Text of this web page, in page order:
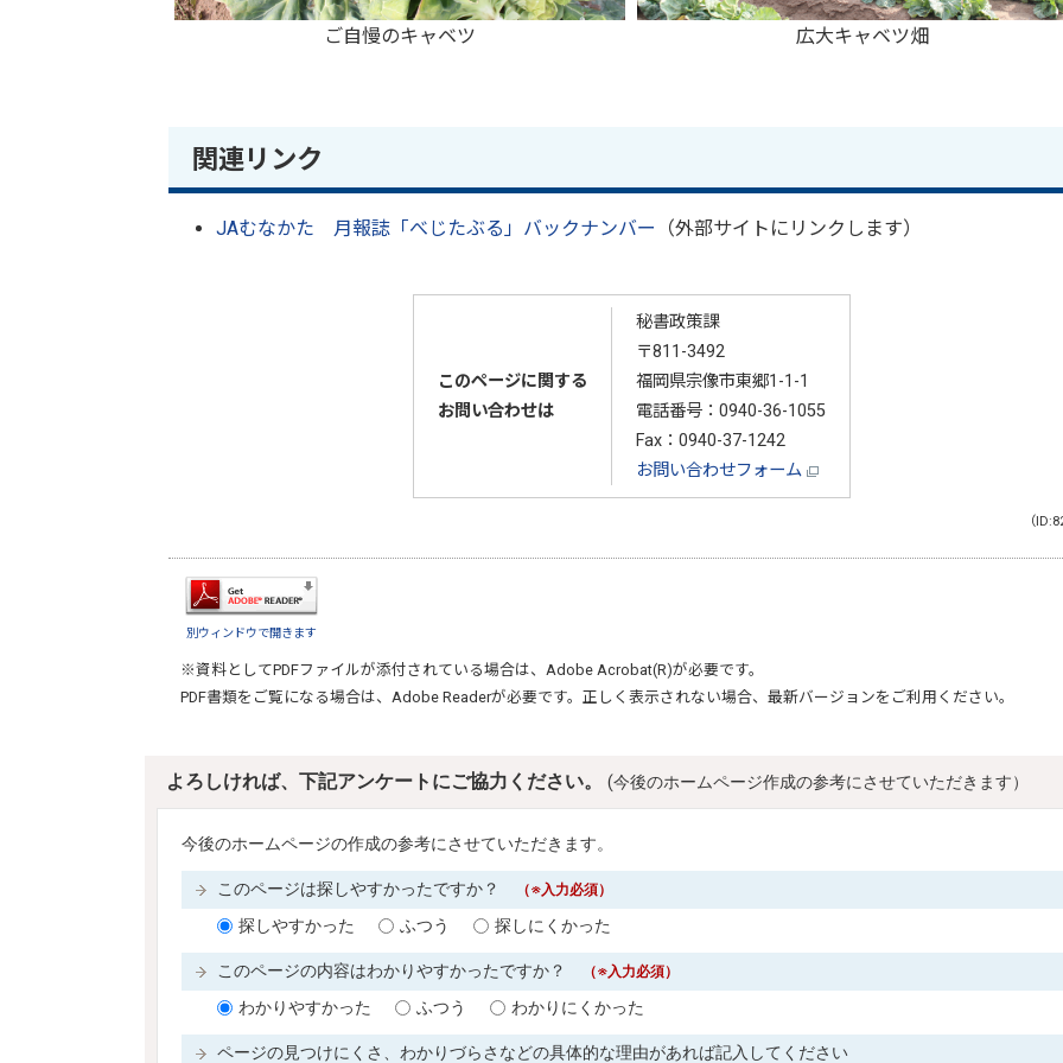
ご自慢のキャベツ 広大キャベツ畑
関連リンク
JAむなかた 月報誌「べじたぶる」バックナンバー （外部サイトにリンクします）
このページに関する
お問い合わせは
秘書政策課
〒811-3492
福岡県宗像市東郷1-1-1
電話番号： 0940-36-1055
Fax：0940-37-1242
お問い合わせフォーム
（
別ウィンドウで開きます
※資料としてPDFファイルが添付されている場合は、 Adobe Acrobat(R)が必要です。
PDF書類をご覧になる場合は、 Adobe Readerが必要です。正しく表示されない場合、最新バージョンをご利用ください。